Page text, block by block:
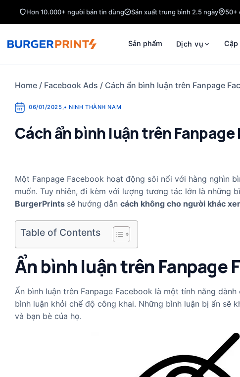
Hơn 10.000+ người bán tin dùng Sản xuất trung bình 2.5 ngày 50+
Sản phẩm Dịch vụ Cập
Home / Facebook Ads / Cách ẩn bình luận trên Fanpage
06/01/2025,• NINH THÀNH NAM
Cách ẩn bình luận trên
Một Fanpage Facebook hoạt động sôi nổi với hàng nghìn
muốn. Tuy nhiên, đi kèm với lượng tương tác lớn là những
BurgerPrints sẽ hướng dẫn cách không cho người khác
Table of Contents
Ẩn bình luận trên Fanpage
Ẩn bình luận trên Fanpage Facebook là một tính năng
bình luận khỏi chế độ công khai. Những bình luận bị ẩn
và bạn bè của họ.